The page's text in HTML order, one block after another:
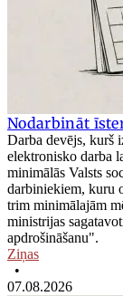
Nodarbināt
Darba devējs, kurš
elektronisko darba
minimālās Valsts
darbiniekiem, kuru
trim minimālajām
ministrijas
apdrošināšanu".
Ziņas
•
07.08.2026